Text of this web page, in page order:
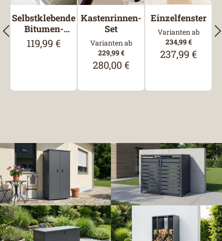
Selbstklebende
Bitumen-
Dachbahn
Regulärer Preis:
119,99 €
Kastenrinnen-
Set
Varianten ab
229,99 €
Regulärer Preis:
280,00 €
Einzelfenster
Varianten ab
234,99 €
Regulärer
237,99 €